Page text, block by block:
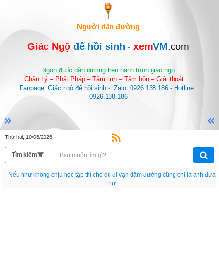
Người dẫn đường
Giác Ngộ để hồi sinh - xemVM.com
Ngọn đuốc dẫn dường trên hành trình giác ngộ
Chân Lý – Phật Pháp – Tâm linh – Tâm hồn – Giải thoát …
Fanpage: Giác ngộ để hồi sinh -  Zalo: 0926.138.186 - Hotline:
0926.138.186
Thứ hai, 10/08/2026
Nếu như không chịu học tập thì cho dù đi vạn dặm đường cũng chỉ là anh đưa
thư.